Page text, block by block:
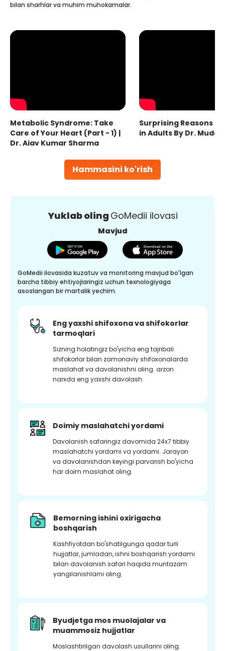
Hammasini ko'rish
bilan sharhlar va muhim muhokamalar.
Metabolic Syndrome: Take
Care of Your Heart (Part - 1) |
Dr. Ajay Kumar Sharma
Surprising Reasons
in Adults By Dr.
Yuklab oling GoMedii ilovasi
Mavjud
GoMedii ilovasida kuzatuv va monitoring mavjud bo'lgan
barcha tibbiy ehtiyojlaringiz uchun texnologiyaga
asoslangan bir martalik yechim.
Eng yaxshi shifoxona va shifokorlar
tarmoqlari
Sizning holatingiz bo'yicha eng tajribali
shifokorlar bilan zamonaviy shifoxonalarda
maslahat va davolanishni oling. arzon
narxda eng yaxshi davolash.
Doimiy maslahatchi yordami
Davolanish safaringiz davomida 24x7 tibbiy
maslahatchi yordami va yordami. Jarayon
va davolanishdan keyingi parvarish bo'yicha
har doim maslahat oling.
Bemorning ishini oxirigacha
boshqarish
Kashfiyotdan bo'shatilgunga qadar turli
hujjatlar, jumladan, ishni boshqarish yordami
bilan davolanish safari haqida muntazam
yangilanishlarni oling.
Byudjetga mos muolajalar va
muammosiz hujjatlar
Moslashtirilgan davolash usullarini oling.